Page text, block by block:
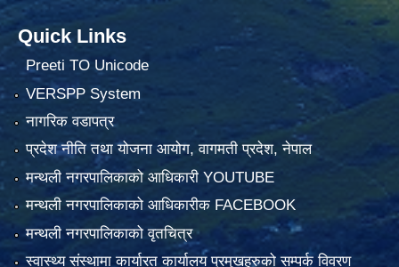
Quick Links
Preeti TO Unicode
VERSPP System
नागरिक वडापत्र
प्रदेश नीति तथा योजना आयोग, वागमती प्रदेश, नेपाल
मन्थली नगरपालिकाको आधिकारी YOUTUBE
मन्थली नगरपालिकाको आधिकारीक FACEBOOK
मन्थली नगरपालिकाको वृतचित्र
स्वास्थ्य संस्थामा कार्यारत कार्यालय प्रमुखहरुको सम्पर्क विवरण